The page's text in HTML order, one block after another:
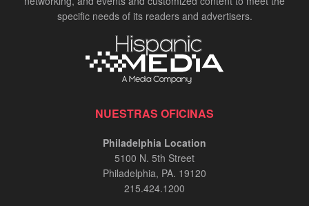
specific needs of its readers and advertisers.
NUESTRAS OFICINAS
Philadelphia Location
5100 N. 5th Street
Philadelphia, PA. 19120
215.424.1200